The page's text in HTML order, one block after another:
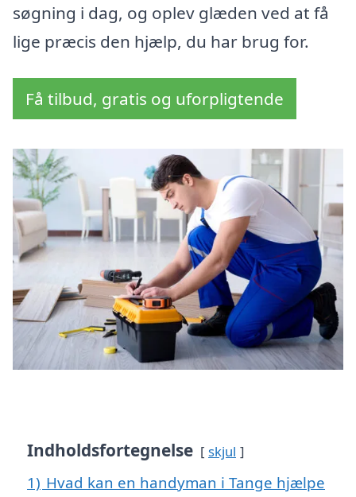
søgning i dag, og oplev glæden ved at få
lige præcis den hjælp, du har brug for.
Få tilbud, gratis og uforpligtende
Indholdsfortegnelse skjul
1) Hvad kan en handyman i Tange hjælpe